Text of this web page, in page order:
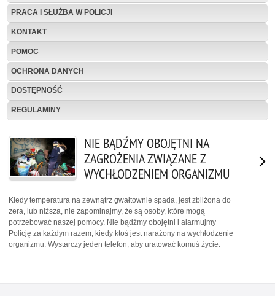
PRACA I SŁUŻBA W POLICJI
KONTAKT
POMOC
OCHRONA DANYCH
DOSTĘPNOŚĆ
REGULAMINY
NIE BĄDŹMY OBOJĘTNI NA
ZAGROŻENIA ZWIĄZANE Z
WYCHŁODZENIEM ORGANIZMU
Kiedy temperatura na zewnątrz gwałtownie spada, jest zbliżona do
zera, lub niższa, nie zapominajmy, że są osoby, które mogą
potrzebować naszej pomocy. Nie bądźmy obojętni i alarmujmy
Policję za każdym razem, kiedy ktoś jest narażony na wychłodzenie
organizmu. Wystarczy jeden telefon, aby uratować komuś życie.